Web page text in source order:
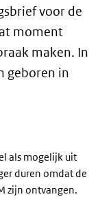
voor de
moment
maken. In
geboren in
als mogelijk uit
duren omdat de
zijn ontvangen.